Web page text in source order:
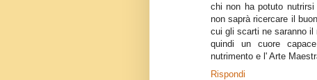
chi non ha potuto nutrirsi
non saprà ricercare il
cui gli scarti ne saranno il
quindi un cuore
nutrimento e l' Arte
Rispondi